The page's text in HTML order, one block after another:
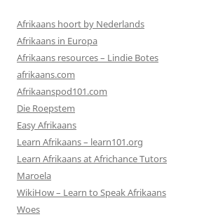
Afrikaans hoort by Nederlands
Afrikaans in Europa
Afrikaans resources – Lindie Botes
afrikaans.com
Afrikaanspod101.com
Die Roepstem
Easy Afrikaans
Learn Afrikaans – learn101.org
Learn Afrikaans at Africhance Tutors
Maroela
WikiHow – Learn to Speak Afrikaans
Woes